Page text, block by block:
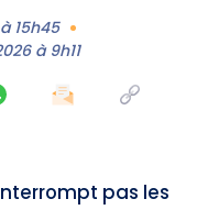
15h45
à 9h11
pas les